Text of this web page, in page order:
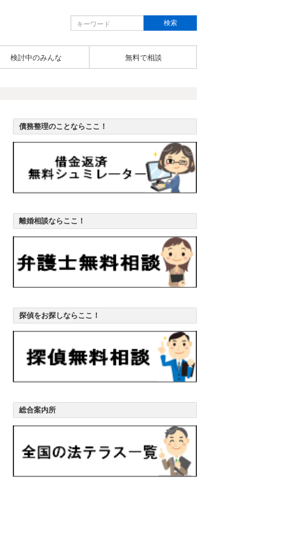
検討中のみんな 無料で相談
債務整理のことならここ！
離婚相談ならここ！
探偵をお探しならここ！
総合案内所